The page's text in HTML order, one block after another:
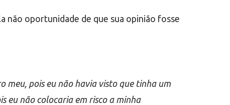
não oportunidade de que sua opinião fosse
meu, pois eu não havia visto que tinha um
eu não colocaria em risco a minha